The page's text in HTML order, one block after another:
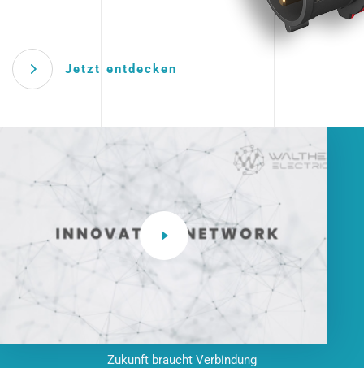
Jetzt entdecken
Zukunft braucht Verbindung